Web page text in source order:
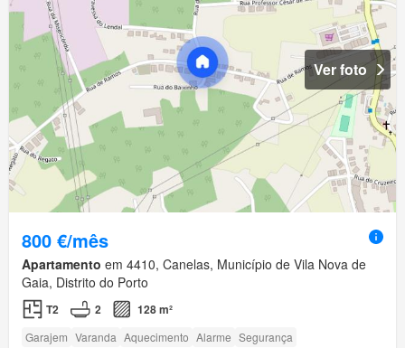
Ver foto
800 €/mês
Apartamento em 4410, Canelas, Município de Vila Nova de
Gaia, Distrito do Porto
T2 2 128 m²
Garajem Varanda Aquecimento Alarme Segurança